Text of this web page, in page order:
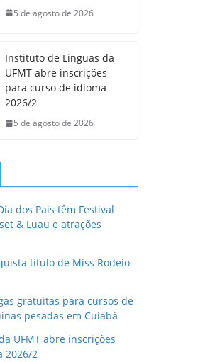
5 de agosto de 2026
Instituto de Linguas da
UFMT abre inscrições
para curso de idioma
2026/2
5 de agosto de 2026
dos Pais têm Festival
& Luau e atrações
título de Miss Rodeio
gratuitas para cursos de
pesadas em Cuiabá
UFMT abre inscrições
2026/2